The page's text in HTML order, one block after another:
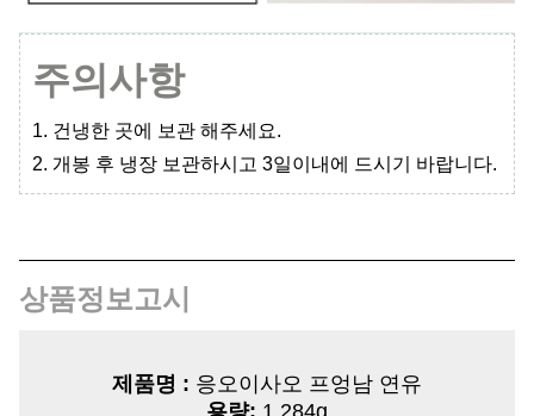
주의사항
1. 건냉한 곳에 보관 해주세요.
2. 개봉 후 냉장 보관하시고 3일이내에 드시기 바랍니다.
상품정보고시
제품명 : 응오이사오 프엉남 연유